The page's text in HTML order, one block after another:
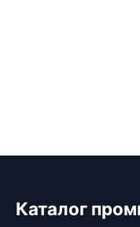
Каталог